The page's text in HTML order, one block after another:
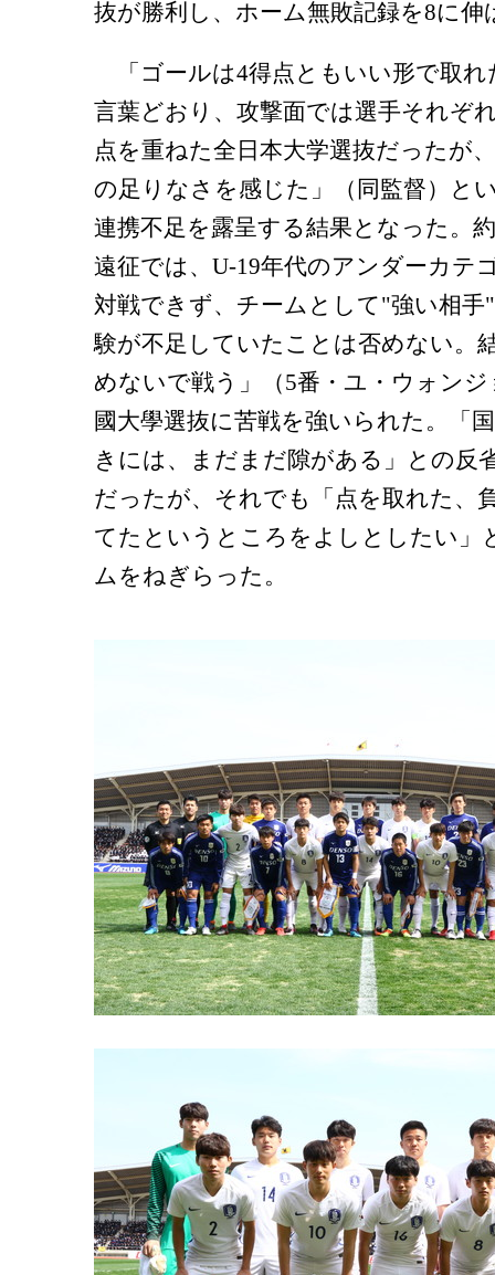
抜が勝利し、ホーム無敗記録を8に伸
「ゴールは4得点ともいい形で取れ
言葉どおり、攻撃面では選手それぞ
点を重ねた全日本大学選抜だったが
の足りなさを感じた」（同監督）と
連携不足を露呈する結果となった。
遠征では、U-19年代のアンダーカテ
対戦できず、チームとして"強い相
験が不足していたことは否めない。
めないで戦う」（5番・ユ・ウォン
國大學選抜に苦戦を強いられた。「
きには、まだまだ隙がある」との反
だったが、それでも「点を取れた、
てたというところをよしとしたい」
ムをねぎらった。